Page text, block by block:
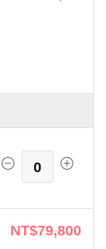
0
NT$79,800